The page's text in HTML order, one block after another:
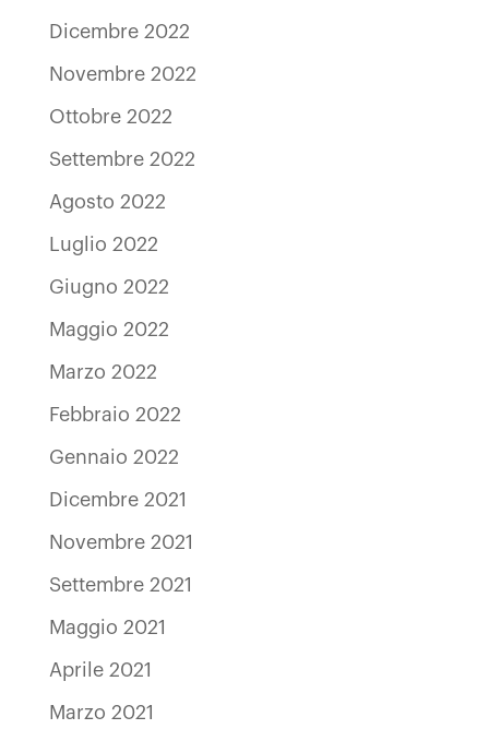
Dicembre 2022
Novembre 2022
Ottobre 2022
Settembre 2022
Agosto 2022
Luglio 2022
Giugno 2022
Maggio 2022
Marzo 2022
Febbraio 2022
Gennaio 2022
Dicembre 2021
Novembre 2021
Settembre 2021
Maggio 2021
Aprile 2021
Marzo 2021